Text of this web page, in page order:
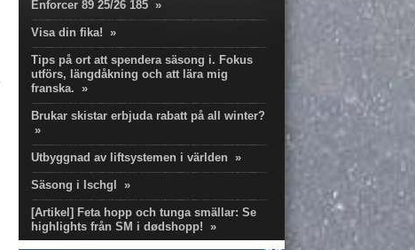
Enforcer 89 25/26 185 »
Visa din fika! »
Tips på ort att spendera säsong i. Fokus
utförs, längdåkning och att lära mig
franska. »
Brukar skistar erbjuda rabatt på all winter?
»
Utbyggnad av liftsystemen i världen »
Säsong i Ischgl »
[Artikel] Feta hopp och tunga smällar: Se
highlights från SM i dødshopp! »